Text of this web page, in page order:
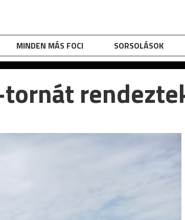
MINDEN MÁS FOCI SORSOLÁSOK